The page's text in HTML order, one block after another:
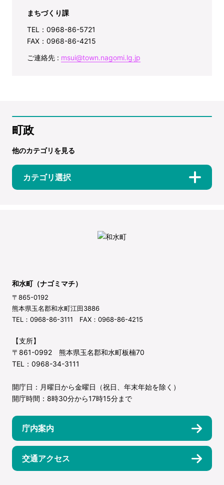
まちづくり課
TEL：0968-86-5721
FAX：0968-86-4215
ご連絡先 : msui@town.nagomi.lg.jp
町政
他のカテゴリを見る
カテゴリ選択
和水町（ナゴミマチ）
〒865-0192
熊本県玉名郡和水町江田3886
TEL：0968-86-3111 FAX：0968-86-4215
【支所】
〒861-0992 熊本県玉名郡和水町板楠70
TEL：0968-34-3111
開庁日：月曜日から金曜日（祝日、年末年始を除く）
開庁時間：8時30分から17時15分まで
庁内案内
交通アクセス